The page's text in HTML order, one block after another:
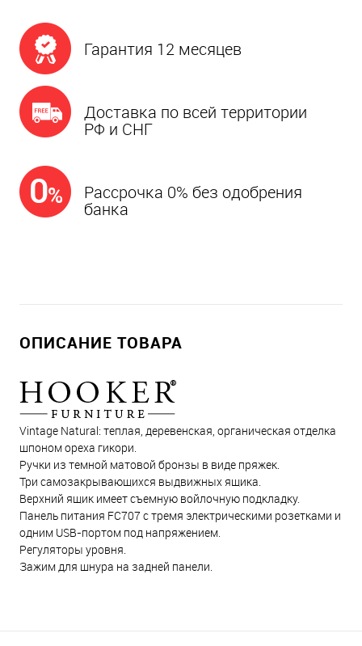
Гарантия 12 месяцев
Доставка по всей территории
РФ и СНГ
Рассрочка 0% без одобрения
банка
ОПИСАНИЕ ТОВАРА
Vintage Natural: теплая, деревенская, органическая отделка
шпоном ореха гикори.
Ручки из темной матовой бронзы в виде пряжек.
Три самозакрывающихся выдвижных ящика.
Верхний ящик имеет съемную войлочную подкладку.
Панель питания FC707 с тремя электрическими розетками и
одним USB-портом под напряжением.
Регуляторы уровня.
Зажим для шнура на задней панели.